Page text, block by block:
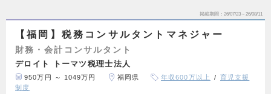
掲載期間 26/07/23～26/08/11
【福岡】税務コンサルタントマネジャー
財務・会計コンサルタント
デロイト トーマツ税理士法人
950万円 ～ 1049万円 福岡県 年収600万以上
育児支援
制度